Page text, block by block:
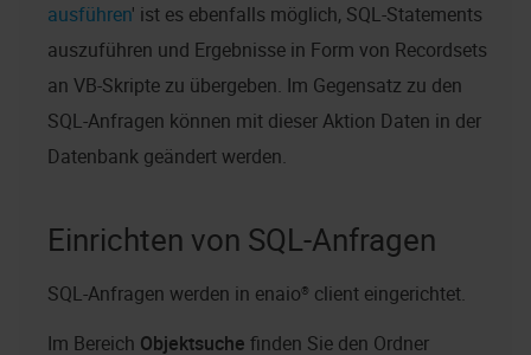
ausführen' ist es ebenfalls möglich, SQL-Statements
auszuführen und Ergebnisse in Form von Recordsets
an VB-Skripte zu übergeben. Im Gegensatz zu den
SQL-Anfragen können mit dieser Aktion Daten in der
Datenbank geändert werden.
Einrichten von SQL-Anfragen
SQL-Anfragen werden in enaio® client eingerichtet.
Im Bereich Objektsuche finden Sie den Ordner